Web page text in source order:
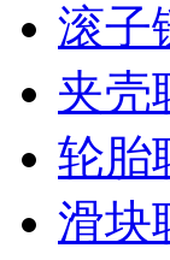
滚子
夹壳
轮胎
滑块